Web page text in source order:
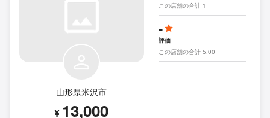
山形県米沢市
¥ 13,000
この店舗の合計 1
-
評価
この店舗の合計 5.00